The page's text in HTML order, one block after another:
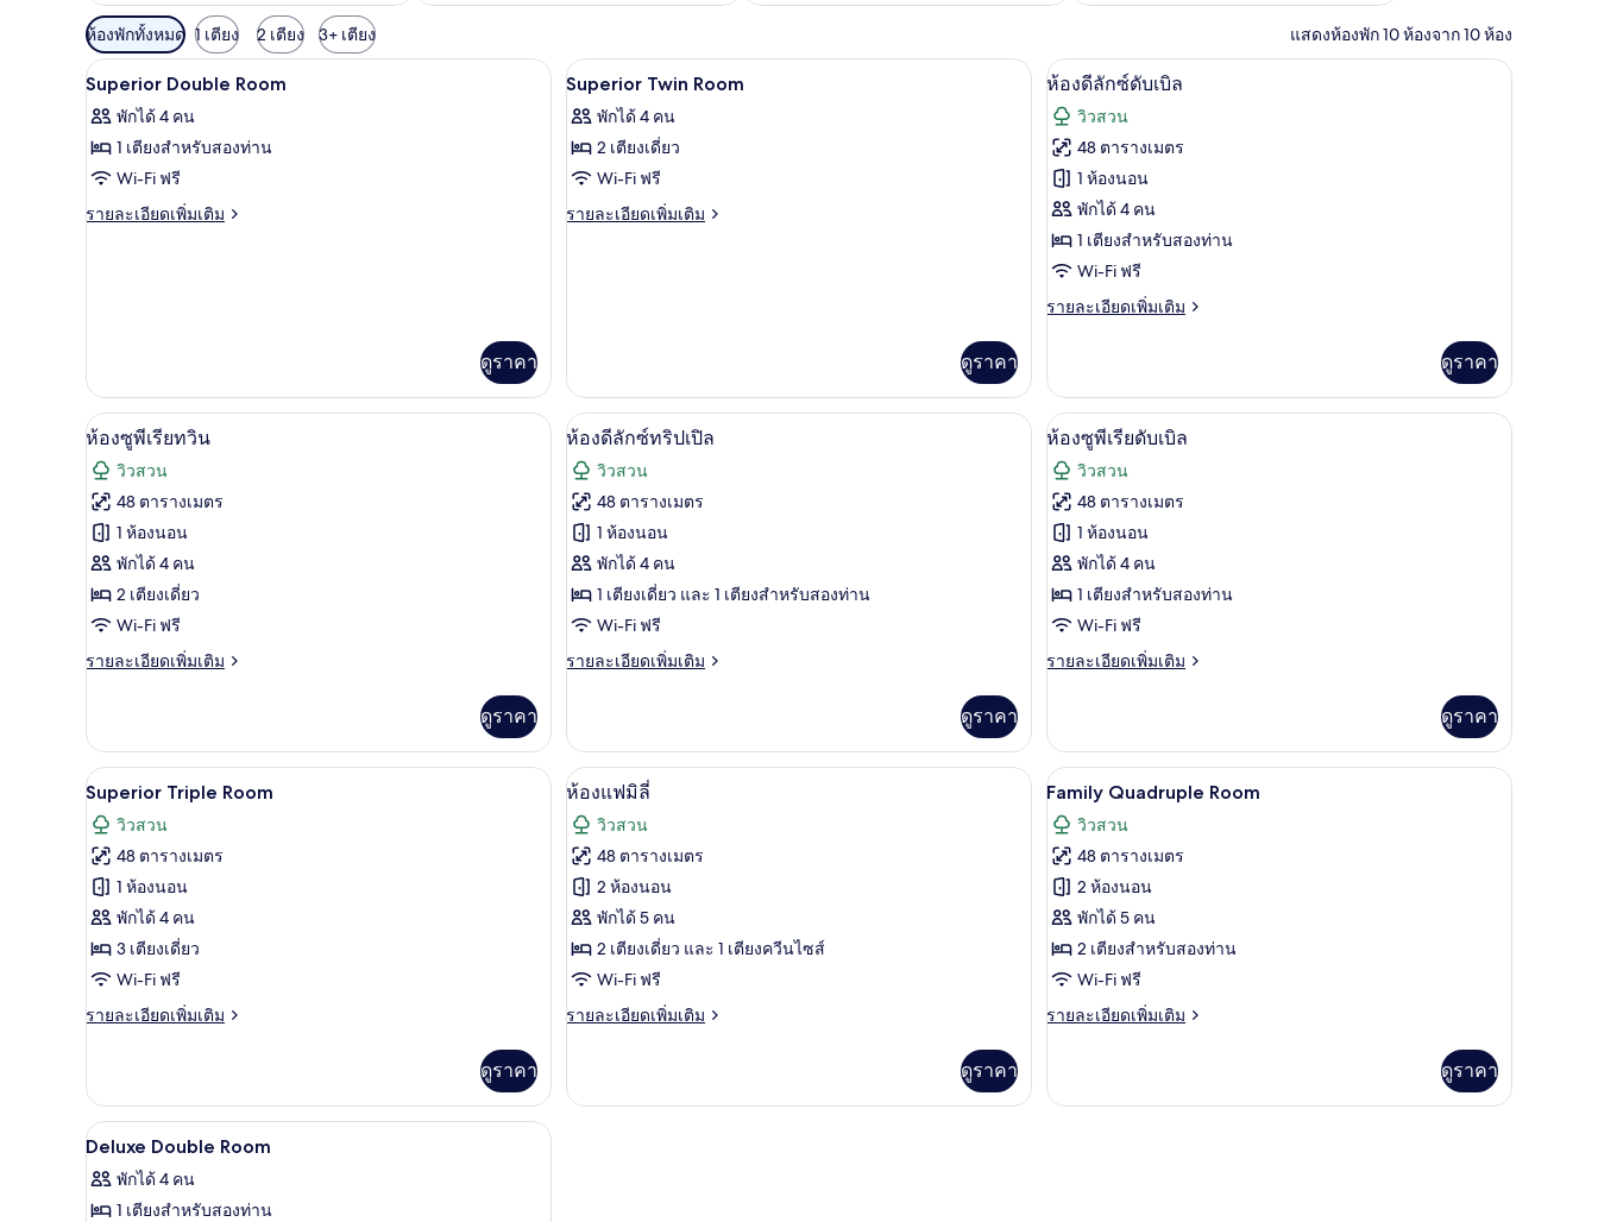
ตัว
กรอง
ที่
มี
ให้
สำหรับ
ห้อง
ห้องพักทั้งหมด 1 เตียง 2 เตียง 3+ เตียง แสดงห้องพัก 10 ห้องจาก 10 ห้อง
เปิด
ภาพถ่าย
ทั้งหมด
ของ
Superior
เครื่องนอนระดับพรีเมียม, โต๊ะทำงาน, ผ้าม่านกันแสง, Wi-Fi ฟรี
50
Superior Double Room
พักได้ 4 คน
1 เตียงสำหรับสองท่าน
Wi-Fi ฟรี
รายละเอียดเพิ่มเติม
ราย
Room
ดูราคา
เปิด
ภาพถ่าย
ทั้งหมด
ของ
Superior
เครื่องนอนระดับพรีเมียม, โต๊ะทำงาน, ผ้าม่านกันแสง, Wi-Fi ฟรี
18
Superior Twin Room
พักได้ 4 คน
2 เตียงเดี่ยว
Wi-Fi ฟรี
รายละเอียดเพิ่มเติม
ราย
Room
ดูราคา
เปิด
ภาพถ่าย
ทั้งหมด
ของ
ห้อง
ดี
ลัก
ซ์
28
ห้องดีลักซ์ดับเบิล
วิวสวน
48 ตารางเมตร
1 ห้องนอน
พักได้ 4 คน
1 เตียงสำหรับสองท่าน
Wi-Fi ฟรี
รายละเอียดเพิ่มเติม
ราย
เกี่ยว
กับ
ห้อง
ลัก
ซ์
ดับเบิล
ดูราคา
เปิด
ภาพถ่าย
ทั้งหมด
ของ
ห้อง
ซู
พี
เรีย
ห้องซูพีเรียทวิน | เครื่องนอนระดับพรีเมียม, โต๊ะทำงาน, ผ้าม่านกันแสง, Wi-Fi ฟรี
40
ห้องซูพีเรียทวิน
วิวสวน
48 ตารางเมตร
1 ห้องนอน
พักได้ 4 คน
2 เตียงเดี่ยว
Wi-Fi ฟรี
รายละเอียดเพิ่มเติม
ราย
เกี่ยว
กับ
ห้อง
พี
เรีย
ทวิ
น
ดูราคา
เปิด
ภาพถ่าย
ทั้งหมด
ของ
ห้อง
ดี
ลัก
ซ์
ห้องดีลักซ์ทริปเปิล | เครื่องนอนระดับพรีเมียม, โต๊ะทำงาน, ผ้าม่านกันแสง, Wi-Fi ฟรี
37
ห้องดีลักซ์ทริปเปิล
วิวสวน
48 ตารางเมตร
1 ห้องนอน
พักได้ 4 คน
1 เตียงเดี่ยว และ 1 เตียงสำหรับสองท่าน
Wi-Fi ฟรี
รายละเอียดเพิ่มเติม
ราย
เกี่ยว
กับ
ห้อง
ลัก
ซ์
ทริปเปิล
ดูราคา
เปิด
ภาพถ่าย
ทั้งหมด
ของ
ห้อง
ซู
พี
เรียดั
37
ห้องซูพีเรียดับเบิล
วิวสวน
48 ตารางเมตร
1 ห้องนอน
พักได้ 4 คน
1 เตียงสำหรับสองท่าน
Wi-Fi ฟรี
รายละเอียดเพิ่มเติม
ราย
เกี่ยว
กับ
ห้อง
พี
เรียดั
บเบิล
ดูราคา
เปิด
ภาพถ่าย
ทั้งหมด
ของ
Superior
Triple
Room
18
Superior Triple Room
วิวสวน
48 ตารางเมตร
1 ห้องนอน
พักได้ 4 คน
3 เตียงเดี่ยว
Wi-Fi ฟรี
รายละเอียดเพิ่มเติม
ราย
เกี่ยว
กับ
Superior
Room
ดูราคา
เปิด
ภาพถ่าย
ทั้งหมด
ของ
ห้อง
แฟ
มิ
ลี่
ห้องแฟมิลี่ | เครื่องนอนระดับพรีเมียม, โต๊ะทำงาน, ผ้าม่านกันแสง, Wi-Fi ฟรี
24
ห้องแฟมิลี่
วิวสวน
48 ตารางเมตร
2 ห้องนอน
พักได้ 5 คน
2 เตียงเดี่ยว และ 1 เตียงควีนไซส์
Wi-Fi ฟรี
รายละเอียดเพิ่มเติม
ราย
เกี่ยว
ดูราคา
เปิด
ภาพถ่าย
ทั้งหมด
ของ
Family
Quadruple
Room
Family Quadruple Room | เครื่องนอนระดับ
20
Family Quadruple Room
วิวสวน
48 ตารางเมตร
2 ห้องนอน
พักได้ 5 คน
2 เตียงสำหรับสองท่าน
Wi-Fi ฟรี
รายละเอียดเพิ่มเติม
ราย
เกี่ยว
ดูราคา
เปิด
ภาพถ่าย
ทั้งหมด
เครื่องนอนระดับพรีเมียม, โต๊ะทำงาน, ผ้าม่านกันแสง, Wi-Fi ฟรี
16
Deluxe Double Room
พักได้ 4 คน
1 เตียงสำหรับสองท่าน